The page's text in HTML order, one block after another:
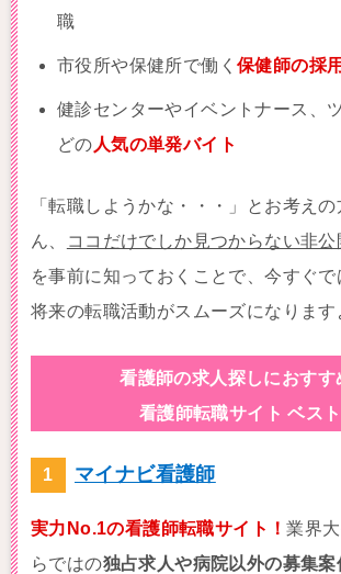
職
市役所や保健所で働く 保健師の採
健診センターやイベントナース、
どの 人気の単発バイト
「転職しようかな・・・」とお考えの
ん、
ココだけでしか見つからない非公
を事前に知っておくことで、今すぐで
将来の転職活動がスムーズになります
看護師の求人探しにおすす
看護師転職サイト ベス
マイナビ看護師
実力No.1の看護師転職サイト！業界
らではの独占求人や病院以外の募集案